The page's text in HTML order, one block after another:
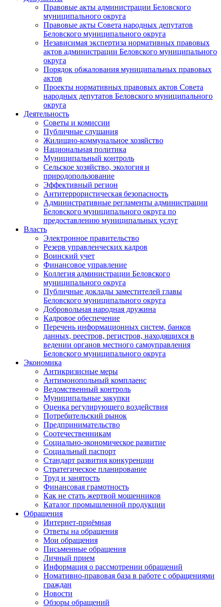
Правовые акты администрации Беловского
муниципального округа
Правовые акты Совета народных депутатов
Беловского муниципального округа
Независимая экспертиза нормативных правовых
актов администрации Беловского муниципального
округа
Порядок обжалования муниципальных правовых
актов
Проекты нормативных правовых актов Совета
народных депутатов Беловского муниципального
округа
Деятельность
Советы и комиссии
Публичные слушания
Жилищно-коммунальное хозяйство
Национальная политика
Муниципальный контроль
Сельское хозяйство, экология и
природопользование
Эффективный регион
Антитеррористическая безопасность
Административные регламенты администрации
Беловского муниципального округа по
предоставлению муниципальных услуг
Власть
Электронное правительство
Резерв управленческих кадров
Воинский учет
Финансовое управление
Коллегия администрации Беловского
муниципального округа
Публичные доклады заместителей главы
Беловского муниципального округа
Добровольная народная дружина
Кадровое обеспечение
Перечень информационных систем, банков
данных, реестров, регистров, находящихся в
ведении органов местного самоуправления
Беловского муниципального округа
Экономика
Антикризисные меры
Антимонопольный комплаенс
Ведомственный контроль
Муниципальные закупки
Оценка регулирующего воздействия
Потребительский рынок
Предпринимательство
Соотечественникам
Социально-экономическое развитие
Социальный паспорт
Стандарт развития конкуренции
Стратегическое планирование
Труд и занятость
Финансовая грамотность
Как не стать жертвой мошенников
Каталог промышленной продукции
Обращения
Интернет-приёмная
Ответы на обращения
Мои обращения
Письменные обращения
Личный прием
Информация о рассмотрении обращений
Номативно-правовая база в работе с обращениями
граждан
Новости
Обзоры обращений